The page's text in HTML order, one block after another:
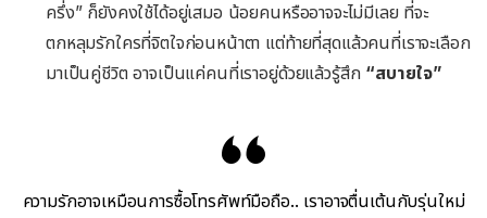
ครึ่ง” ก็ยังคงใช้ได้อยู่เสมอ น้อยคนหรืออาจจะไม่มีเลย ที่จะ
ตกหลุมรักใครที่จิตใจก่อนหน้าตา แต่ท้ายที่สุดแล้วคนที่เราจะเลือก
มาเป็นคู่ชีวิต อาจเป็นแค่คนที่เราอยู่ด้วยแล้วรู้สึก “สบายใจ”
ความรักอาจเหมือนการซื้อโทรศัพท์มือถือ.. เราอาจตื่นเต้นกับรุ่นใหม่